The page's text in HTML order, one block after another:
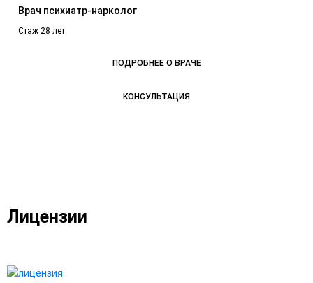
Врач психиатр-нарколог
Стаж 28 лет
ПОДРОБНЕЕ О ВРАЧЕ
КОНСУЛЬТАЦИЯ
Лицензии